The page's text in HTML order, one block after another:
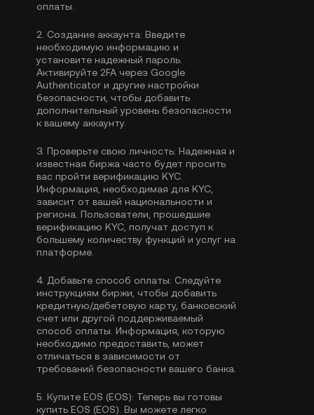
оплаты.
2. Создание аккаунта: Введите
необходимую информацию и
установите надежный пароль.
Активируйте 2FA через Google
Authenticator и другие настройки
безопасности, чтобы добавить
дополнительный уровень безопасности
к вашему аккаунту.
3. Проверьте свою личность: Надежная и
известная биржа часто будет просить
вас пройти верификацию KYC
Информация, необходимая для KYC,
зависит от вашей национальности и
региона. Пользователи, прошедшие
верификацию KYC, получат доступ к
большему количеству функций и услуг на
платформе.
4. Добавьте способ оплаты: Следуйте
инструкциям биржи, чтобы добавить
кредитную/дебетовую карту, банковский
счет или другой поддерживаемый
способ оплаты. Информация, которую
необходимо предоставить, может
отличаться в зависимости от
требований безопасности вашего банка.
5. Купите EOS (EOS): Теперь вы готовы
купить EOS (EOS). Вы можете легко